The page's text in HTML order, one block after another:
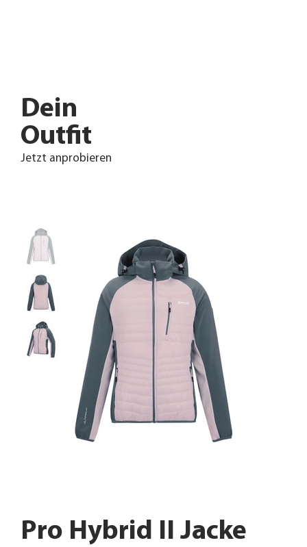
Pro Hybrid II Jacke
Dein
Outfit
Jetzt anprobieren